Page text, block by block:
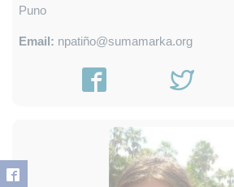
Puno
Email: npatiño@sumamarka.org